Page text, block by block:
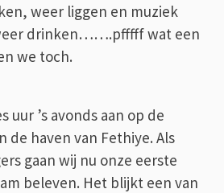
weer liggen en muziek
drinken…….pfffff wat een
we toch.
uur ’s avonds aan op de
de haven van Fethiye. Als
gaan wij nu onze eerste
beleven. Het blijkt een van